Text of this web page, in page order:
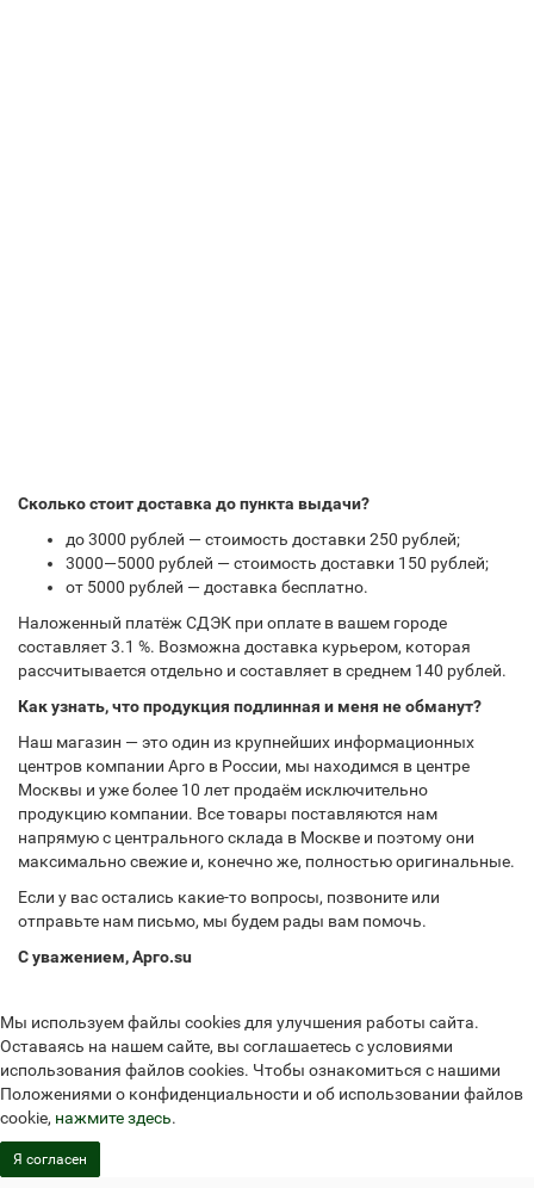
Сколько стоит доставка до пункта выдачи?
до 3000 рублей — стоимость доставки 250 рублей;
3000—5000 рублей — стоимость доставки 150 рублей;
от 5000 рублей — доставка бесплатно.
Наложенный платёж СДЭК при оплате в вашем городе
составляет 3.1 %. Возможна доставка курьером, которая
рассчитывается отдельно и составляет в среднем 140 рублей.
Как узнать, что продукция подлинная и меня не обманут?
Наш магазин — это один из крупнейших информационных
центров компании Арго в России, мы находимся в центре
Москвы и уже более 10 лет продаём исключительно
продукцию компании. Все товары поставляются нам
напрямую с центрального склада в Москве и поэтому они
максимально свежие и, конечно же, полностью оригинальные.
Если у вас остались какие-то вопросы, позвоните или
отправьте нам письмо, мы будем рады вам помочь.
С уважением, Арго.su
Мы используем файлы cookies для улучшения работы сайта.
Оставаясь на нашем сайте, вы соглашаетесь с условиями
использования файлов cookies. Чтобы ознакомиться с нашими
Положениями о конфиденциальности и об использовании файлов
cookie, нажмите здесь.
Я согласен